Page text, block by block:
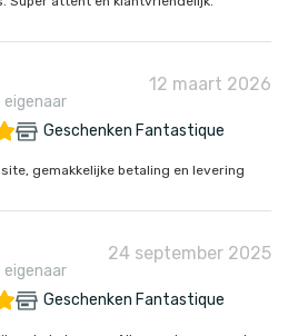
eigenaar
12 maart 2026
Geschenken Fantastique
gemakkelijke betaling en levering
eigenaar
24 september 2025
Geschenken Fantastique